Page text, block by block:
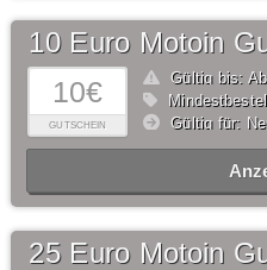
10€
GUTSCHEIN
10 Euro Motoin
Gültig bis:
Gültig für:
25 Euro Motoin